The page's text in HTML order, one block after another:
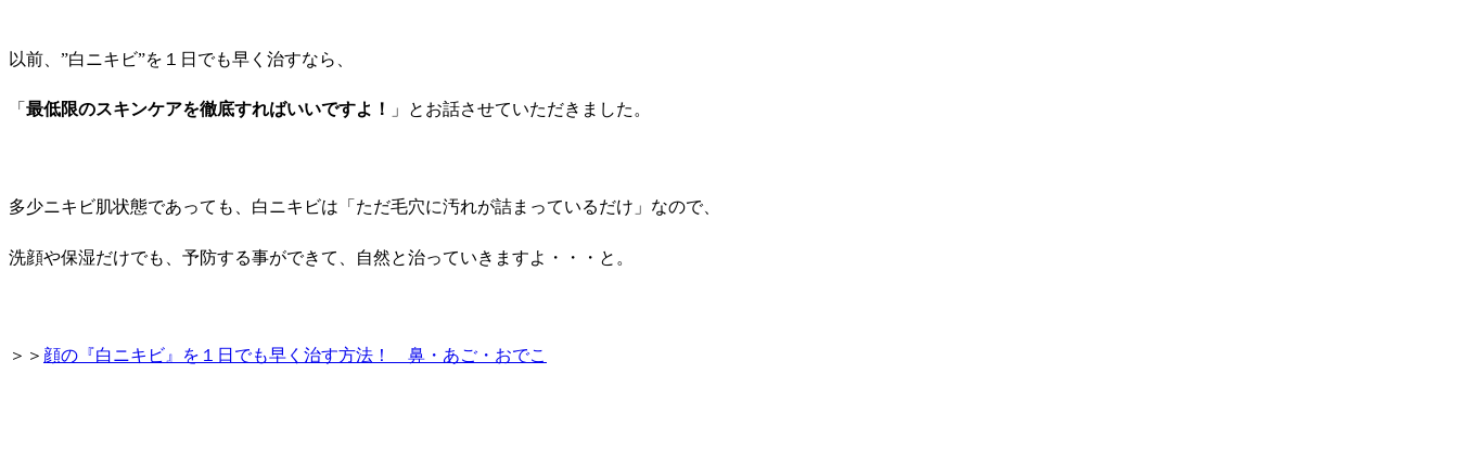
以前、”白ニキビ”を１日でも早く治すなら、
「 最低限のスキンケアを徹底すればいいですよ！ 」とお話させていただきました。
多少ニキビ肌状態であっても、白ニキビは「ただ毛穴に汚れが詰まっているだけ」なので、
洗顔や保湿だけでも、予防する事ができて、自然と治っていきますよ・・・と。
＞＞ 顔の『白ニキビ』を１日でも早く治す方法！ 鼻・あご・おでこ